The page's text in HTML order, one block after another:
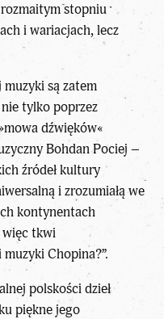
stopniu
i wariacjach, lecz
są zatem
nie tylko poprzez
dźwięków«
Bohdan Pociej –
źródeł kultury
i zrozumiałą we
kontynentach
więc tkwi
Chopina?”.
polskości dzieł
piękne jego